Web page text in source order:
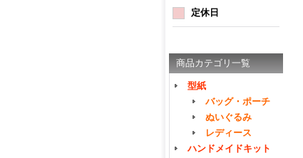
定休日
商品カテゴリ一覧
型紙
バッグ・ポーチ
ぬいぐるみ
レディース
ハンドメイドキット